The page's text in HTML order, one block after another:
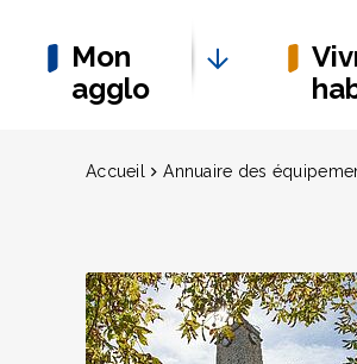
Mon
agglo
Accueil Annuaire des